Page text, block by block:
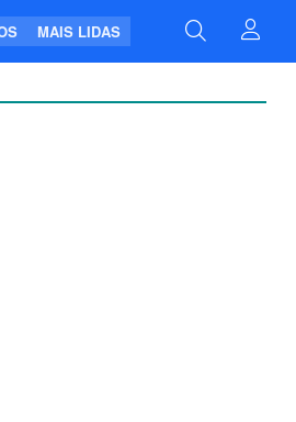
MAIS LIDAS